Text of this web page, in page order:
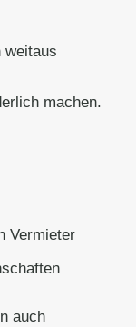
weitaus
machen.
Vermieter
auch